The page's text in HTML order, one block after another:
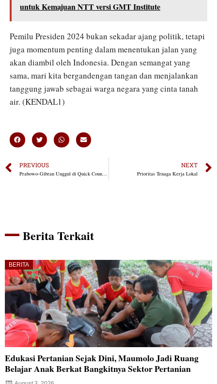
untuk Kemajuan NTT versi GMT Institute
Pemilu Presiden 2024 bukan sekadar ajang politik, tetapi
juga momentum penting dalam menentukan jalan yang
akan diambil oleh Indonesia. Dengan semangat yang
sama, mari kita bergandengan tangan dan menjalankan
tanggung jawab sebagai warga negara yang cinta tanah
air. (KENDAL1)
PREVIOUS
Prabowo-Gibran Unggul di Quick Count, Fransiscus Go: Kita Siap Dukung Pemerintah Baru, Songsong Indonesia Emas.
NEXT
Prioritas Tenaga Kerja Lokal
Berita Terkait
BERITA
Edukasi Pertanian Sejak Dini, Maumolo Jadi Ruang
Belajar Anak Berkat Bangkitnya Sektor Pertanian